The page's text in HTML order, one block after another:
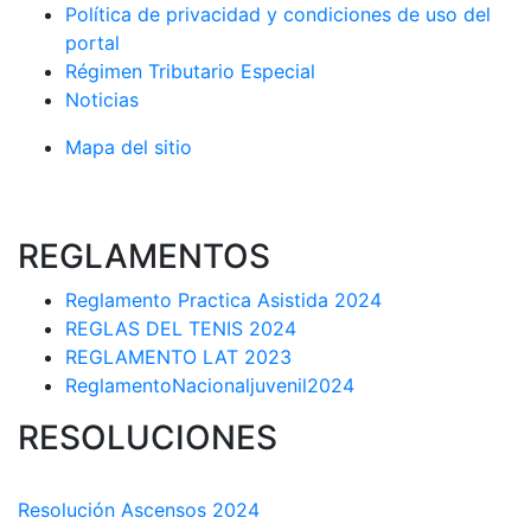
Política de privacidad y condiciones de uso del
portal
Régimen Tributario Especial
Noticias
Mapa del sitio
REGLAMENTOS
Reglamento Practica Asistida 2024
REGLAS DEL TENIS 2024
REGLAMENTO LAT 2023
ReglamentoNacionaljuvenil2024
RESOLUCIONES
Resolución Ascensos 2024